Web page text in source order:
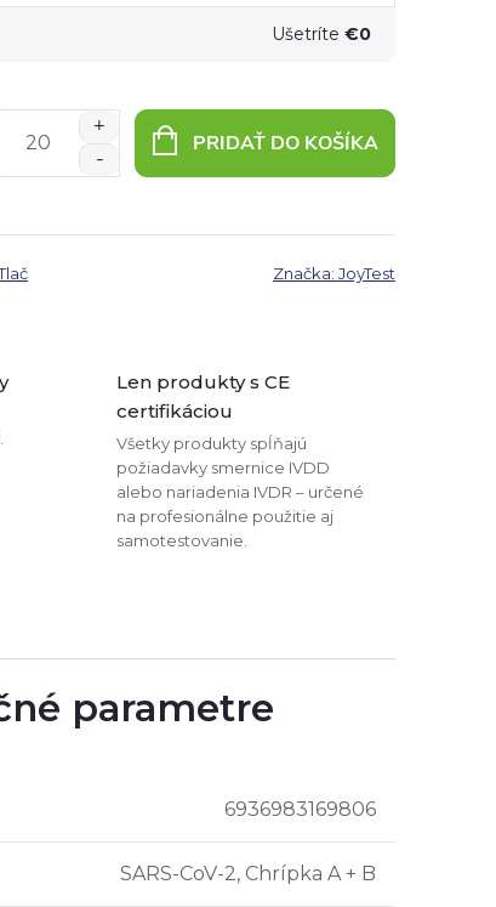
Ušetríte €0
PRIDAŤ DO KOŠÍKA
Značka: JoyTest
Len produkty s CE
certifikáciou
Všetky produkty spĺňajú
požiadavky smernice IVDD
alebo nariadenia IVDR – určené
na profesionálne použitie aj
samotestovanie.
parametre
6936983169806
SARS-CoV-2, Chrípka A + B